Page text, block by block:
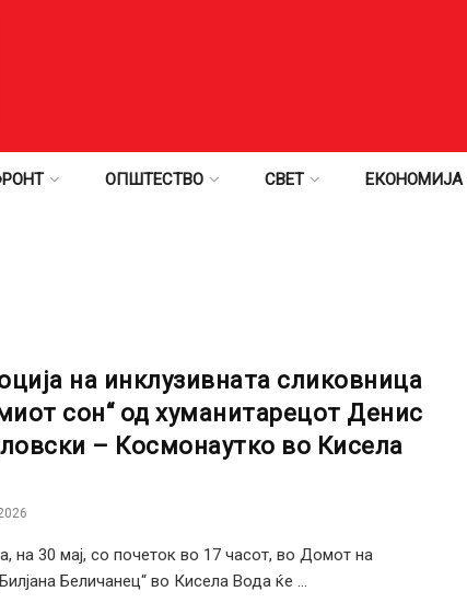
ОПШТЕСТВО СВЕТ ЕКОНОМИЈА
на инклузивната сликовница
сон“ од хуманитарецот Денис
– Космонаутко во Кисела
на 30 мај, со почеток во 17 часот, во Домот на
Беличанец“ во Кисела Вода ќе ...